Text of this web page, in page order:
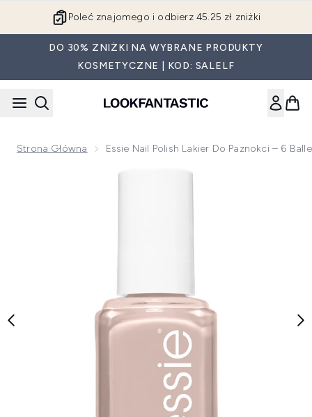
Poleć znajomego i odbierz 45.25 zł zniżki
DO 30% ZNIŻKI NA WYBRANE PRODUKTY
KOSMETYCZNE | KOD: SALELF
Strona Główna Essie Nail Polish Lakier Do Paznokci – 6
Now showing image 1 essie Nail Polish lakier do paznokci – 6